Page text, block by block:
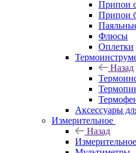
Припои
Припои
Флюсы
Оплетки
Назад
Аксессуары
Измерительное
Назад
Измерительное